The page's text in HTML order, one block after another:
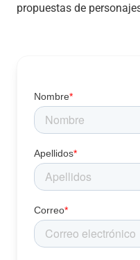
propuestas de
Nombre*
Apellidos*
Correo*